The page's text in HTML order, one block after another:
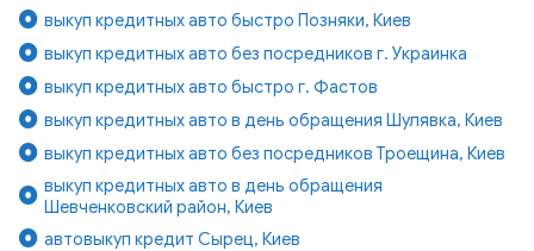
выкуп кредитных авто быстро Позняки, Киев
выкуп кредитных авто без посредников г. Украинка
выкуп кредитных авто быстро г. Фастов
выкуп кредитных авто в день обращения Шулявка, Киев
выкуп кредитных авто без посредников Троещина, Киев
выкуп кредитных авто в день обращения
Шевченковский район, Киев
автовыкуп кредит Сырец, Киев